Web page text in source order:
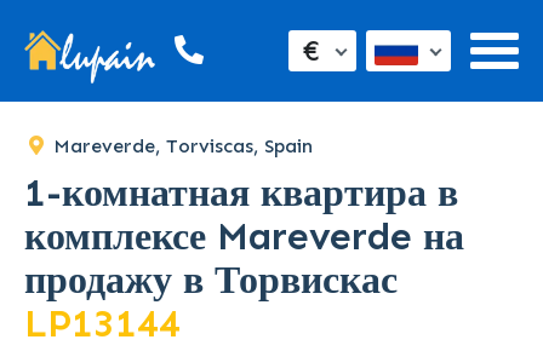
€
Mareverde, Torviscas, Spain
1-комнатная квартира в
комплексе Mareverde на
продажу в Торвискас
LP13144
SOLD